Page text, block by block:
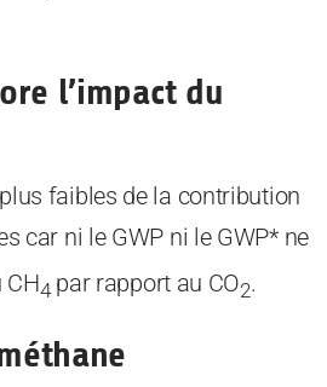
l’impact du
faibles de la contribution
car ni le GWP ni le GWP* ne
CH4 par rapport au CO2.